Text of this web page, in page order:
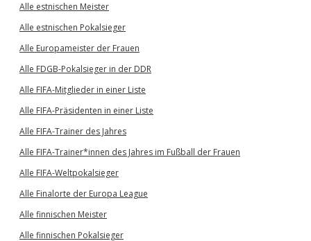
Alle estnischen Meister
Alle estnischen Pokalsieger
Alle Europameister der Frauen
Alle FDGB-Pokalsieger in der DDR
Alle FIFA-Mitglieder in einer Liste
Alle FIFA-Präsidenten in einer Liste
Alle FIFA-Trainer des Jahres
Alle FIFA-Trainer*innen des Jahres im Fußball der Frauen
Alle FIFA-Weltpokalsieger
Alle Finalorte der Europa League
Alle finnischen Meister
Alle finnischen Pokalsieger